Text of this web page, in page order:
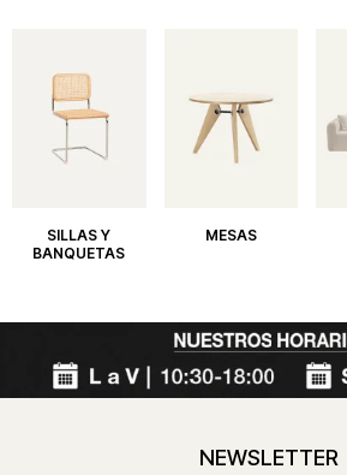
SILLAS Y
BANQUETAS
MESAS
NEWSLETTER